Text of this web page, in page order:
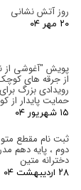
روز آتش نشانی
۲۰ مهر ۰۴
پویش "آغوشی از
از جرقه های
رویدادی بزرگ برای
حمایت پایدار از
۱۵ شهریور ۰۴
ثبت نام مقطع
دوم ، پایه دهم
دخترانه متین
۲۸ اردیبهشت ۰۴